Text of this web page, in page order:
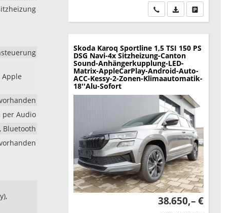
Apple
per Audio
Bluetooth
Wir rufen Sie an
PDF-Datei,Drucken,
Skoda Karoq Sportline 1,5 TSI 150 PS
DSG Navi-4x Sitzheizung-Canton
Sound-Anhängerkupplung-LED-
Matrix-AppleCarPlay-Android-Auto-
ACC-Kessy-2-Zonen-Klimaautomatik-
18''Alu-Sofort
38.650,– €